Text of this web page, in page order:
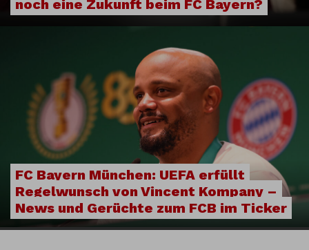
noch eine Zukunft beim FC Bayern?
FC Bayern München: UEFA erfüllt
Regelwunsch von Vincent Kompany –
News und Gerüchte zum FCB im Ticker